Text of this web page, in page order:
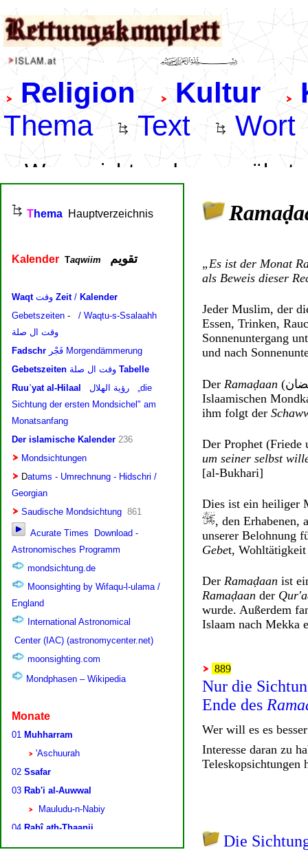
„Es ist der Monat
als Beweis dieser
Jeder Muslim, der
Essen, Trinken,
Sonnenuntergang
und nach
Der Ramaḍaan (
Islaamischen
ihm folgt der
Der Prophet (Friede
um seiner selbst
[al-Bukhari]
Dies ist ein heiliger
, den Erhabenen,
unserer Belohnung
Gebet, Wohltätigkeit
Der Ramaḍaan ist
Ramaḍaan der
wurde. Außerdem
Islaam nach Mekka
889
Nur die
Ende des
Wer will es es
Interesse daran zu
Die